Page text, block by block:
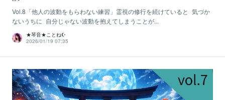
Vol.8「他人の波動をもらわない練習」霊視の修行を続けていると 気づか
ないうちに 自分じゃない波動を抱えてしまうことが...
★琴音★ことね☪️
2026/01/19 07:35